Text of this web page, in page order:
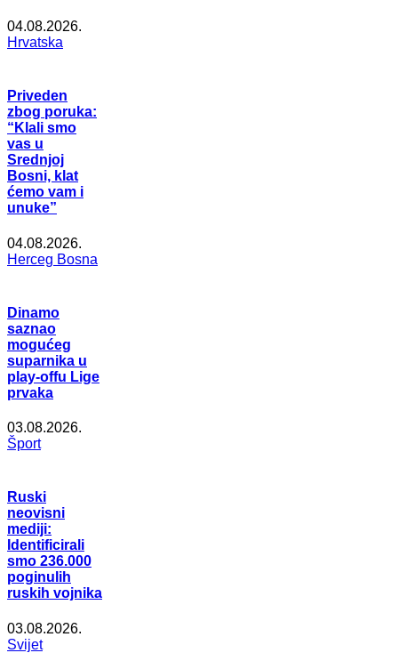
04.08.2026.
Hrvatska
Priveden
zbog poruka:
“Klali smo
vas u
Srednjoj
Bosni, klat
ćemo vam i
unuke”
04.08.2026.
Herceg Bosna
Dinamo
saznao
mogućeg
suparnika u
play-offu Lige
prvaka
03.08.2026.
Šport
Ruski
neovisni
mediji:
Identificirali
smo 236.000
poginulih
ruskih vojnika
03.08.2026.
Svijet